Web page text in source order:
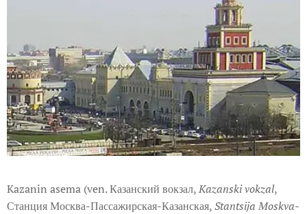
Kazanin asema (ven. Казанский вокзал,Kazanski vokzal,
Станция Москва-Пассажирская-Казанская,Stantsija Moskva-